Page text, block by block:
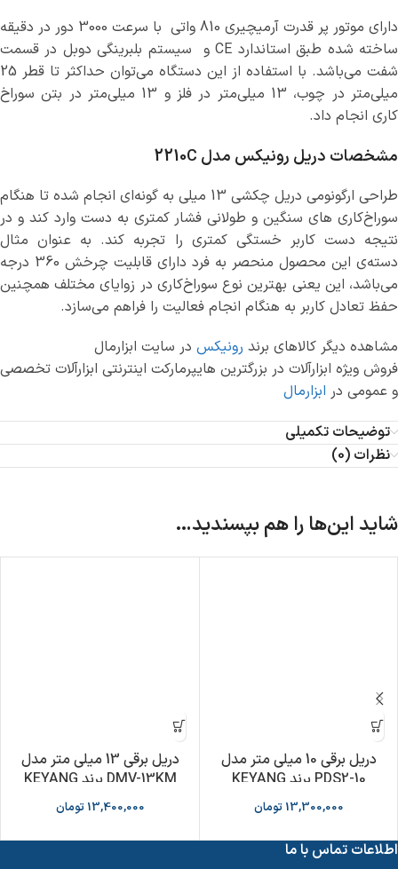
دارای موتور پر قدرت آرمیچیری 810 واتی با سرعت 3000 دور در دقیقه
ساخته شده طبق استاندارد CE و سیستم بلبرینگی دوبل در قسمت
شفت می‌باشد. با استفاده از این دستگاه می‌توان حداکثر تا قطر 25
میلی‌متر در چوب، 13 میلی‌متر در فلز و 13 میلی‌متر در بتن سوراخ
کاری انجام داد.
مشخصات دریل رونیکس مدل 2210C
طراحی ارگونومی دریل چکشی 13 میلی به گونه‌ای انجام شده تا هنگام
سوراخ‌کاری های سنگین و طولانی فشار کمتری به دست وارد کند و در
نتیجه دست کاربر خستگی کمتری را تجربه کند. به عنوان مثال
دسته‌ی این محصول منحصر به فرد دارای قابلیت چرخش 360 درجه
می‌باشد، این یعنی بهترین نوع سوراخ‌کاری در زوایای مختلف همچنین
حفظ تعادل کاربر به هنگام انجام فعالیت را فراهم می‌سازد.
مشاهده دیگر کالاهای برند رونیکس در سایت ابزارمال
فروش ویژه ابزارآلات در بزرگترین هایپرمارکت اینترنتی ابزارآلات تخصصی
و عمومی در ابزارمال
توضیحات تکمیلی
نظرات (0)
شاید این‌ها را هم بپسندید…
دریل برقی 10 میلی متر مدل
PDS2-10 برند KEYANG
13,300,000 تومان
دریل برقی 13 میلی متر مدل
DMV-13KM برند KEYANG
13,400,000 تومان
اطلاعات تماس با ما